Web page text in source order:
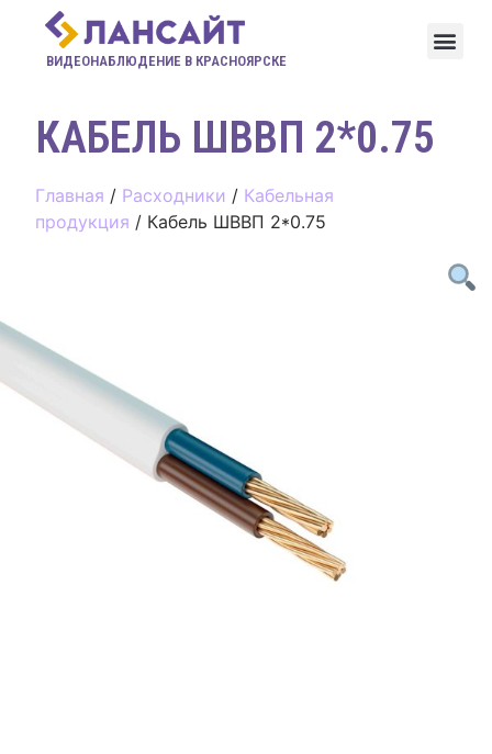
ВИДЕОНАБЛЮДЕНИЕ В КРАСНОЯРСКЕ
КАБЕЛЬ ШВВП 2*0.75
Главная / Расходники / Кабельная
продукция / Кабель ШВВП 2*0.75